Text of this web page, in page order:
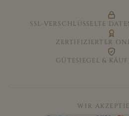
SSL-VERSCHLÜSSELTE
ZERTIFIZIERTER
GÜTESIEGEL &
WIR